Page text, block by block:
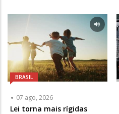
BRASIL
07 ago, 2026
Lei torna mais rígidas